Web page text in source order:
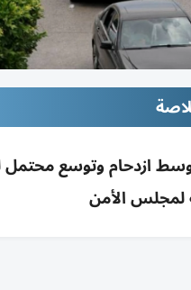
ازدحام وتوسع محتمل
لمجلس الأمن